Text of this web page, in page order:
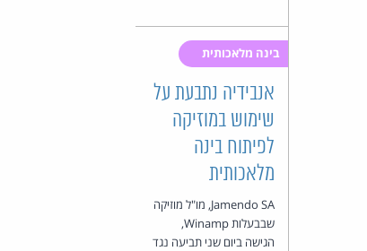
בינה מלאכותית
אנבידיה נתבעת על
שימוש במוזיקה
לפיתוח בינה
מלאכותית
Jamendo SA, מו"ל מוזיקה
שבבעלות Winamp,
הגישה ביום שני תביעה נגד